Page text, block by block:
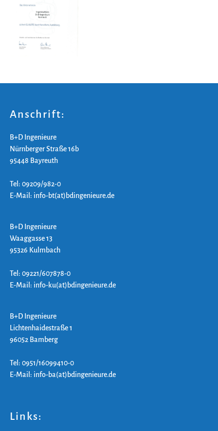
Anschrift:
B+D Ingenieure
Nürnberger Straße 16b
95448 Bayreuth
Tel: 09209/982-0
E-Mail: info-bt(at)bdingenieure.de
B+D Ingenieure
Waaggasse 13
95326 Kulmbach
Tel: 09221/607878-0
E-Mail: info-ku(at)bdingenieure.de
B+D Ingenieure
Lichtenhaidestraße 1
96052 Bamberg
Tel: 0951/16099410-0
E-Mail: info-ba(at)bdingenieure.de
Links: